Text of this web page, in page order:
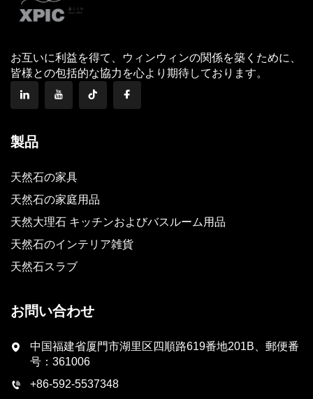
お互いに利益を得て、ウィンウィンの関係を築くために、
皆様との包括的な協力を心より期待しております。
製品
天然石の家具
天然石の家庭用品
天然大理石 キッチンおよびバスルーム用品
天然石のインテリア雑貨
天然石スラブ
お問い合わせ
中国福建省厦門市湖里区四順路619番地201B、郵便番
号：361006
+86-592-5537348